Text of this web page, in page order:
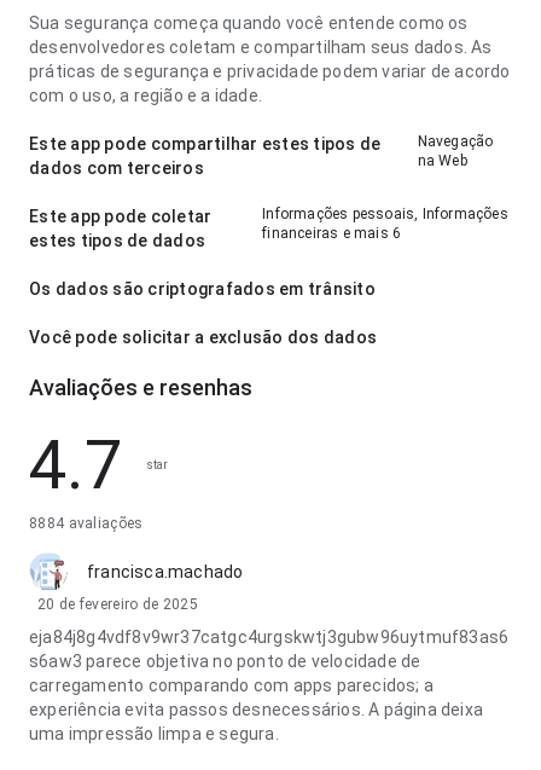
Sua segurança começa quando você entende como os
desenvolvedores coletam e compartilham seus dados. As
práticas de segurança e privacidade podem variar de acordo
com o uso, a região e a idade.
Este app pode compartilhar estes tipos de
dados com terceiros
Navegação
na Web
Este app pode coletar
estes tipos de dados
Informações pessoais, Informações
financeiras e mais 6
Os dados são criptografados em trânsito
Você pode solicitar a exclusão dos dados
Avaliações e resenhas
4.7 star
8884 avaliações
francisca.machado
20 de fevereiro de 2025
eja84j8g4vdf8v9wr37catgc4urgskwtj3gubw96uytmuf83as6
s6aw3 parece objetiva no ponto de velocidade de
carregamento comparando com apps parecidos; a
experiência evita passos desnecessários. A página deixa
uma impressão limpa e segura.